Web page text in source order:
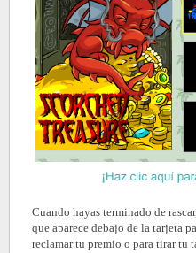
Cuando hayas terminado de
que aparece debajo de la tarjeta
reclamar tu premio o para tirar tu